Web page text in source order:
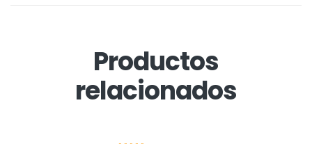
Productos
relacionados